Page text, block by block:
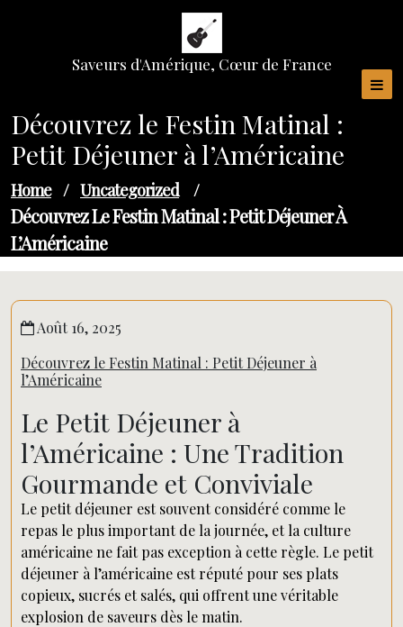
Saveurs d'Amérique, Cœur de France
Découvrez le Festin Matinal :
Petit Déjeuner à l’Américaine
Home / Uncategorized /
Découvrez Le Festin Matinal : Petit Déjeuner À
L’Américaine
Août 16, 2025
Découvrez le Festin Matinal : Petit Déjeuner à
l’Américaine
Le Petit Déjeuner à
l’Américaine : Une Tradition
Gourmande et Conviviale
Le petit déjeuner est souvent considéré comme le
repas le plus important de la journée, et la culture
américaine ne fait pas exception à cette règle. Le petit
déjeuner à l’américaine est réputé pour ses plats
copieux, sucrés et salés, qui offrent une véritable
explosion de saveurs dès le matin.